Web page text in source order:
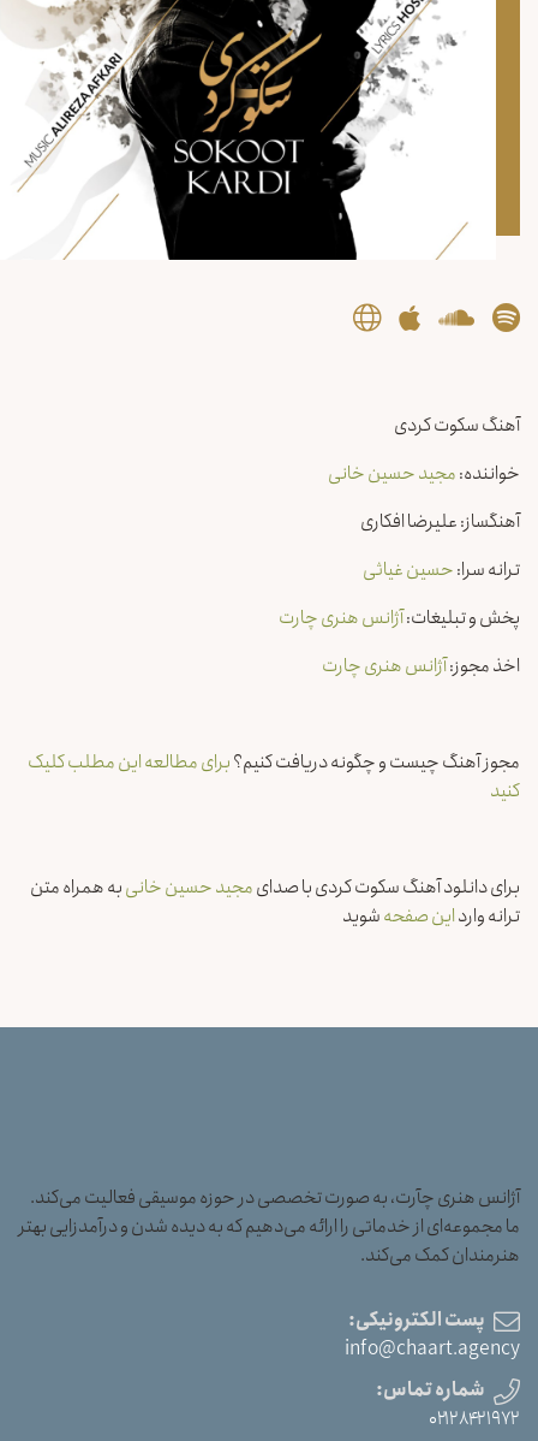
آهنگ سکوت کردی
خواننده:مجید حسین خانی
آهنگساز: علیرضا افکاری
ترانه سرا:حسین غیاثی
پخش و تبلیغات:آژانس هنری چارت
اخذ مجوز:آژانس هنری چارت
مجوز آهنگ چیست و چگونه دریافت کنیم؟برای مطالعه این مطلب کلیک
کنید
برای دانلود آهنگ سکوت کردی با صدایمجید حسین خانیبه همراه متن
ترانه وارداین صفحهشوید
آژانس هنری چآرت، به صورت تخصصی در حوزه موسیقی فعالیت می‌کند.
ما مجموعه‌ای از خدماتی را ارائه می‌دهیم که به دیده شدن و درآمدزایی بهتر
هنرمندان کمک می‌کند.
پست الکترونیکی:
info@chaart.agency
شماره تماس:
۰۲۱۲۸۴۲۱۹۷۲